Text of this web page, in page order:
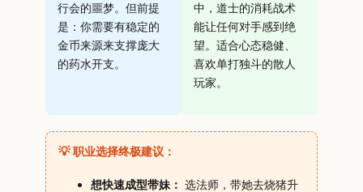
行会的噩梦。但前提
是：你需要有稳定的
金币来源来支撑庞大
的药水开支。
中，道士的消耗战术
能让任何对手感到绝
望。适合心态稳健、
喜欢单打独斗的散人
玩家。
💡 职业选择终极建议：
想快速成型带妹： 选法师，带她去烧猪升